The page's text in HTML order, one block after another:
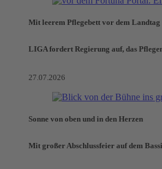
Mit leerem Pflegebett vor dem Landtag
LIGA fordert Regierung auf, das
27.07.2026
Sonne von oben und in den Herzen
Mit großer Abschlussfeier auf dem